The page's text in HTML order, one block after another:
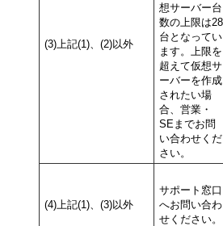
(3)上記(1)、(2)以外
想サーバー台
数の上限は28
台となってい
ます。上限を
超えて仮想サ
ーバーを作成
されたい場
合、営業・
SEまでお問
い合わせくだ
さい。
(4)上記(1)、(3)以外
サポート窓口
へお問い合わ
せください。